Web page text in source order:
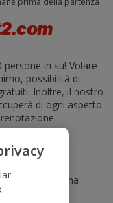
in su! Volare
possibilità di
Inoltre, il nostro
di ogni aspetto
avviare una